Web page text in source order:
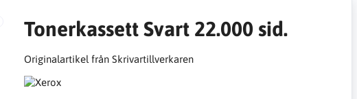
Tonerkassett Svart 22.000 sid.
Originalartikel från Skrivartillverkaren